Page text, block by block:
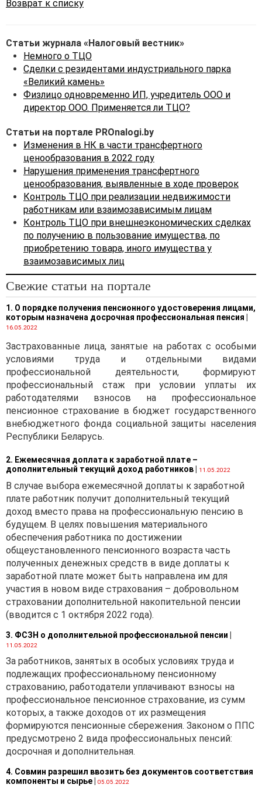
дольщику объекта
владельцу жилищных
нежилого помещений;
в процессе их обращения
(за исключением операций
эмитентов с облигациями
собственной эмиссии),
совершенные после
государственной
регистрации создания
объекта строительства.
Для установления
правильности определения
прибыль или размера
убытка при определении
показателей
используется информация,
указанная встатье 90НК. К
такой информации, в
частности, относятся
сведения о рыночной
стоимости объектов
оценки,определенной в
соответствии с
Республики Беларусь об
оценочной деятельности на
основании фактически
сложившихся рыночных
цен по идентичным (при их
отсутствии - однородным)
товарам в сопоставимом
налоговом периоде.
Отношения, связанные с
осуществлением
оценочной деятельности и
возникающие в процессе
деятельности по оценке
стоимости отдельных
прав в Республике
Беларусь, регулируются
Положением об оценке
стоимости объектов
гражданских прав в
Республике Беларусь,
утвержденным Указом
Президента Республики
615(далее – Положение).
Возврат к списку
Статьи журнала «Налоговый вестник»
Немного о ТЦО
Сделки с резидентами индустриального парка
«Великий камень»
Физлицо одновременно ИП, учредитель ООО и
директор ООО. Применяется ли ТЦО?
Статьи на портале PROnalogi.by
Изменения в НК в части трансфертного
ценообразования в 2022 году
Нарушения применения трансфертного
ценообразования, выявленные в ходе проверок
Контроль ТЦО при реализации недвижимости
работникам или взаимозависимым лицам
Контроль ТЦО при внешнеэкономических сделках
по получению в пользование имущества, по
приобретению товара, иного имущества у
взаимозависимых лиц
Свежие статьи на портале
1. О порядке получения пенсионного удостоверения лицами,
которым назначена досрочная профессиональная пенсия
16.05.2022
Застрахованные лица, занятые на работах с особыми
условиями труда и отдельными видами
профессиональной деятельности, формируют
профессиональный стаж при условии уплаты их
работодателями взносов на профессиональное
пенсионное страхование в бюджет государственного
внебюджетного фонда социальной защиты населения
Республики Беларусь.
2. Ежемесячная доплата к заработной плате –
дополнительный текущий доход работников
11.05.2022
В случае выбора ежемесячной доплаты к заработной
плате работник получит дополнительный текущий
доход вместо права на профессиональную пенсию в
будущем. В целях повышения материального
обеспечения работника по достижении
общеустановленного пенсионного возраста часть
полученных денежных средств в виде доплаты к
заработной плате может быть направлена им для
участия в новом виде страхования – добровольном
страховании дополнительной накопительной пенсии
(вводится с 1 октября 2022 года).
3. ФСЗН о дополнительной профессиональной пенсии
11.05.2022
За работников, занятых в особых условиях труда и
подлежащих профессиональному пенсионному
страхованию, работодатели уплачивают взносы на
профессиональное пенсионное страхование, из сумм
которых, а также доходов от их размещения
формируются пенсионные сбережения. Законом о ППС
предусмотрено 2 вида профессиональных пенсий:
досрочная и дополнительная.
4. Совмин разрешил ввозить без документов соответствия
компоненты и сырье
05.05.2022